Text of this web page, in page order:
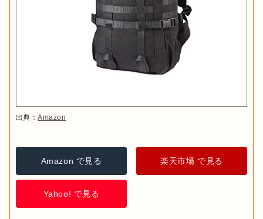
出典：Amazon
Amazon で見る 楽天市場 で見る
Yahoo! で見る